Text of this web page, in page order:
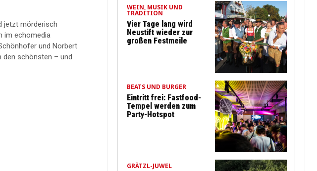
jetzt mörderisch
im echomedia
und Norbert
den schönsten – und
WEIN, MUSIK UND
TRADITION
Vier Tage lang wird
Neustift wieder zur
großen Festmeile
BEATS UND BURGER
Eintritt frei: Fastfood-
Tempel werden zum
Party-Hotspot
GRÄTZL-JUWEL